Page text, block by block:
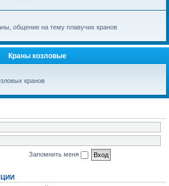
общение на тему плавучих кранов
Краны козловые
кранов
Запомнить меня